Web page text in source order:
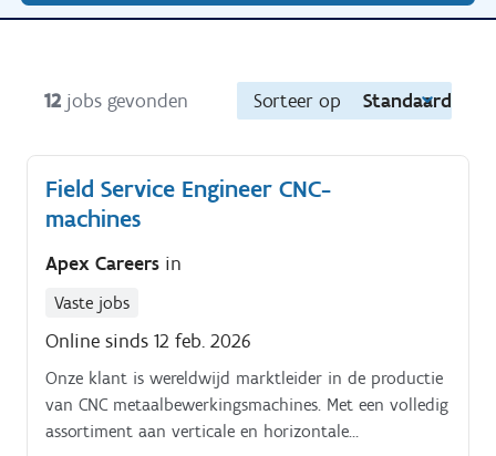
12 jobs gevonden Sorteer op Standaard
Field Service Engineer CNC-
machines
Apex Careers in
Vaste jobs
Online sinds 12 feb. 2026
Onze klant is wereldwijd marktleider in de productie
van CNC metaalbewerkingsmachines. Met een volledig
assortiment aan verticale en horizontale